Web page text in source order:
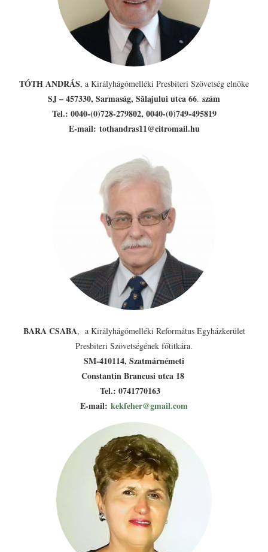
KAPCSOLAT
TÓTH ANDRÁS, a Királyhágómelléki Presbiteri Szövetség elnöke
SJ – 457330, Sarmaság, Sălajului utca 66. szám
Tel.: 0040-(0)728-279802, 0040-(0)749-495819
E-mail: tothandras11@citromail.hu
BARA CSABA, a Királyhágómelléki Református Egyházkerület
Presbiteri Szövetségének főtitkára.
SM-410114, Szatmárnémeti
Constantin Brancusi utca 18
Tel.: 0741770163
E-mail: kekfeher@gmail.com